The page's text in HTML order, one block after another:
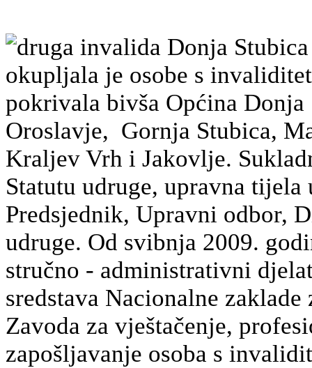
druga invalida Donja
okupljala je osobe s
pokrivala bivša Općina
Oroslavje, Gornja Stubica,
Kraljev Vrh i Jakovlje.
Statutu udruge, upravna tijela
Predsjednik, Upravni odbor,
udruge. Od svibnja 2009.
stručno - administrativni
sredstava Nacionalne
Zavoda za vještačenje,
zapošljavanje osoba s